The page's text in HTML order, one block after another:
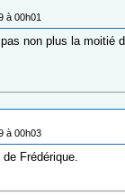
à 00h01
non plus la moitié
à 00h03
Frédérique.